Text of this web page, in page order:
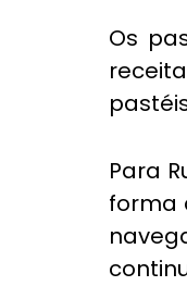
Os
Para
forma